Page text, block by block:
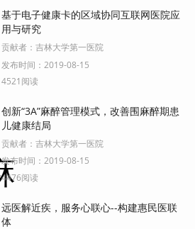
基于电子健康卡的区域协同互联网医院应
用与研究
贡献者： 吉林大学第一医院
发布时间： 2019-08-15
4521阅读
创新“3A”麻醉管理模式，改善围麻醉期患
儿健康结局
贡献者： 吉林大学第一医院
发布时间： 2019-08-15
4476阅读
远医解近疾，服务心联心--构建惠民医联
体